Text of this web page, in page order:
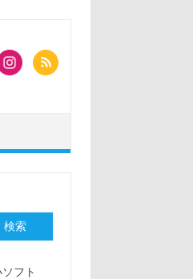
検索
フト